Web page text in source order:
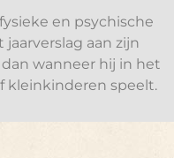
en psychische
aan zijn
wanneer hij in het
kleinkinderen speelt.